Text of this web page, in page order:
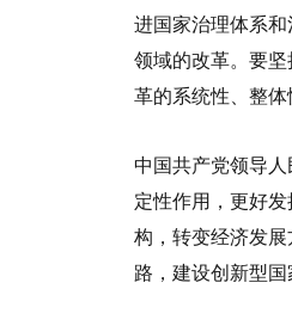
进国家治理体系
领域的改革。要
革的系统性、整体
中国共产党领导
定性作用，更好
构，转变经济发
路，建设创新型国